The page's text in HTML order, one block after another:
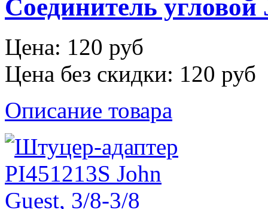
Соединитель угловой
Цена: 120 руб
Цена без скидки: 120 руб
Описание товара